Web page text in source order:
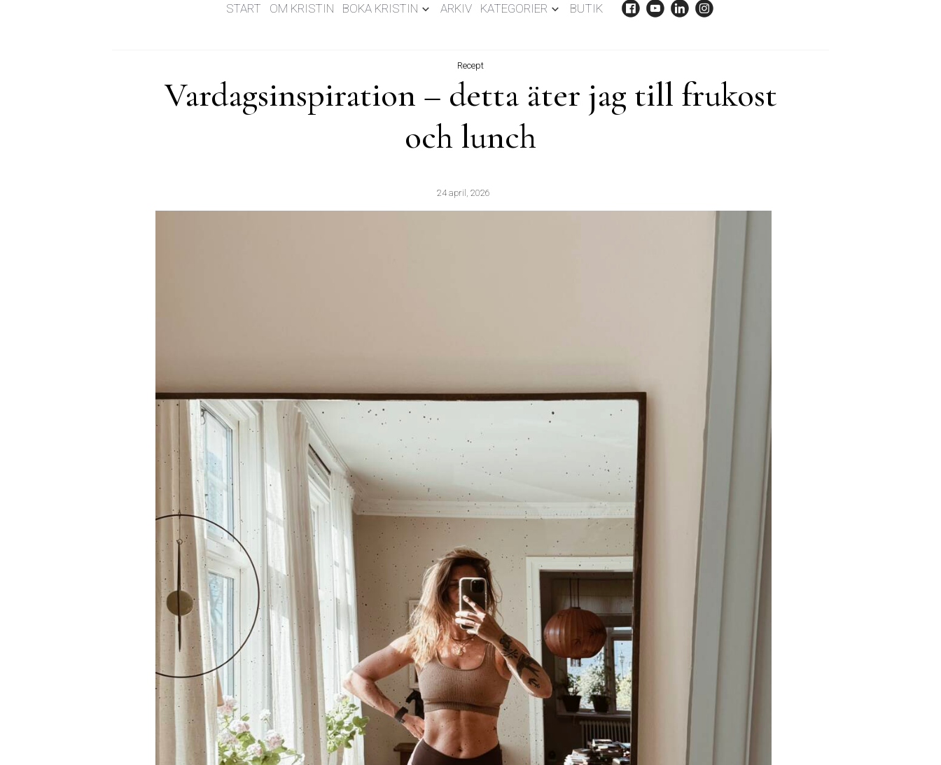
START OM KRISTIN BOKA KRISTIN ARKIV KATEGORIER BUTIK
Recept
Vardagsinspiration – detta äter jag till frukost
och lunch
24 april, 2026